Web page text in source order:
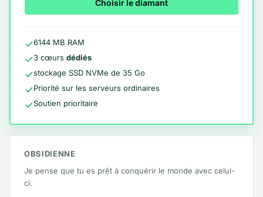
Choisir le diamant
6144 MB RAM
3 cœurs dédiés
stockage SSD NVMe de 35 Go
Priorité sur les serveurs ordinaires
Soutien prioritaire
OBSIDIENNE
Je pense que tu es prêt à conquérir le monde avec celui-
ci.